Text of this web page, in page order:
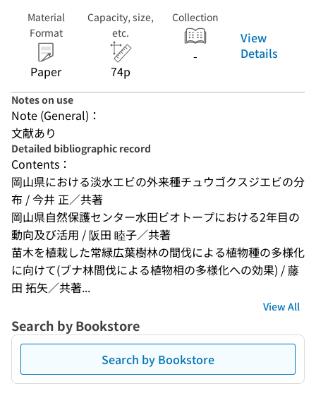
Material
Format
Paper
Capacity, size,
etc.
74p
Collection
-
View
Details
Notes on use
Note (General)：
文献あり
Detailed bibliographic record
Contents：
岡山県における淡水エビの外来種チュウゴクスジエビの分
布 / 今井 正／共著
岡山県自然保護センター水田ビオトープにおける2年目の
動向及び活用 / 阪田 睦子／共著
苗木を植栽した常緑広葉樹林の間伐による植物種の多様化
に向けて(ブナ林間伐による植物相の多様化への効果) / 藤
田 拓矢／共著...
View All
Search by Bookstore
Search by Bookstore